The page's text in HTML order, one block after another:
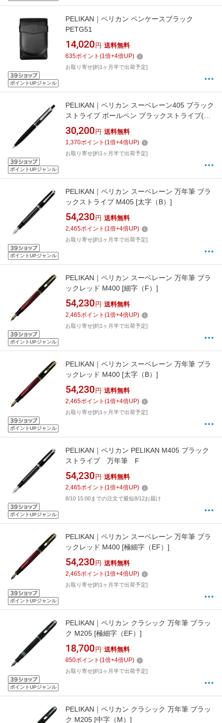
ポイントUPジャンル
PELIKAN｜ペリカン ペンケースブラック
PETG51
14,020 円 送料無料
635ポイント (1倍+4倍UP)
お取り寄せ[約1ヶ月半で出荷予定]
ポイントUPジャンル
PELIKAN｜ペリカン スーベレーン405 ブラック
ストライプ ボールペン ブラックストライプ(イ
ンク色：ブラック) PEK405BP
30,200 円 送料無料
1,370ポイント (1倍+4倍UP)
お取り寄せ[約1ヶ月半で出荷予定]
ポイントUPジャンル
PELIKAN｜ペリカン スーベレーン 万年筆 ブラ
ックストライプ M405 [太字（B）]
54,230 円 送料無料
2,465ポイント (1倍+4倍UP)
お取り寄せ[約1ヶ月半で出荷予定]
ポイントUPジャンル
PELIKAN｜ペリカン スーベレーン 万年筆 ブラ
ックレッド M400 [細字（F）]
54,230 円 送料無料
2,465ポイント (1倍+4倍UP)
お取り寄せ[約1ヶ月半で出荷予定]
ポイントUPジャンル
PELIKAN｜ペリカン スーベレーン 万年筆 ブラ
ックレッド M400 [太字（B）]
54,230 円 送料無料
2,465ポイント (1倍+4倍UP)
お取り寄せ[約1ヶ月半で出荷予定]
ポイントUPジャンル
PELIKAN｜ペリカン PELIKAN M405 ブラック
ストライプ 万年筆 F
54,230 円 送料無料
2,465ポイント (1倍+4倍UP)
8/10 15:00までの注文で最短8/12お届け
ポイントUPジャンル
PELIKAN｜ペリカン スーベレーン 万年筆 ブラ
ックレッド M400 [極細字（EF）]
54,230 円 送料無料
2,465ポイント (1倍+4倍UP)
お取り寄せ[約1ヶ月半で出荷予定]
ポイントUPジャンル
PELIKAN｜ペリカン クラシック 万年筆 ブラッ
ク M205 [極細字（EF）]
18,700 円 送料無料
850ポイント (1倍+4倍UP)
お取り寄せ[約1ヶ月半で出荷予定]
PELIKAN｜ペリカン クラシック 万年筆 ブラッ
ク M205 [中字（M）]